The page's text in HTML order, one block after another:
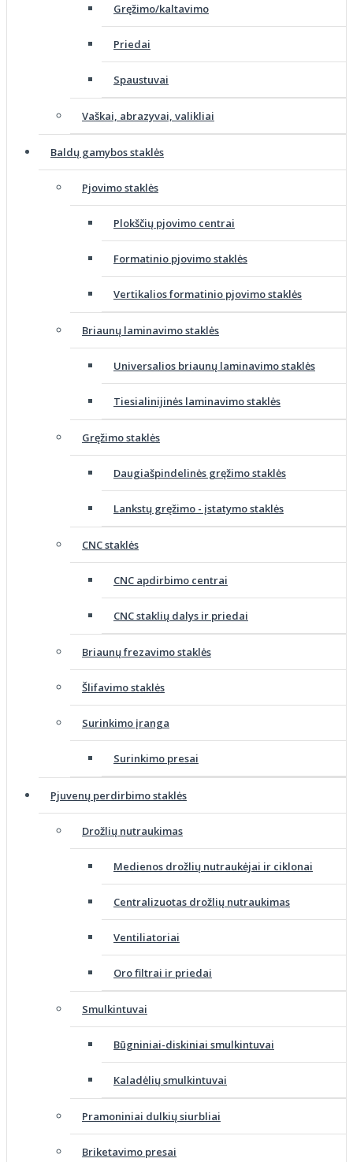
Gręžimo/kaltavimo
Priedai
Spaustuvai
Vaškai, abrazyvai, valikliai
Baldų gamybos staklės
Pjovimo staklės
Plokščių pjovimo centrai
Formatinio pjovimo staklės
Vertikalios formatinio pjovimo staklės
Briaunų laminavimo staklės
Universalios briaunų laminavimo staklės
Tiesialinijinės laminavimo staklės
Gręžimo staklės
Daugiašpindelinės gręžimo staklės
Lankstų gręžimo - įstatymo staklės
CNC staklės
CNC apdirbimo centrai
CNC staklių dalys ir priedai
Briaunų frezavimo staklės
Šlifavimo staklės
Surinkimo įranga
Surinkimo presai
Pjuvenų perdirbimo staklės
Drožlių nutraukimas
Medienos drožlių nutraukėjai ir ciklonai
Centralizuotas drožlių nutraukimas
Ventiliatoriai
Oro filtrai ir priedai
Smulkintuvai
Būgniniai-diskiniai smulkintuvai
Kaladėlių smulkintuvai
Pramoniniai dulkių siurbliai
Briketavimo presai